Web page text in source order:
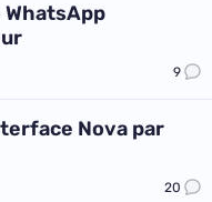
WhatsApp
9
Nova par
20